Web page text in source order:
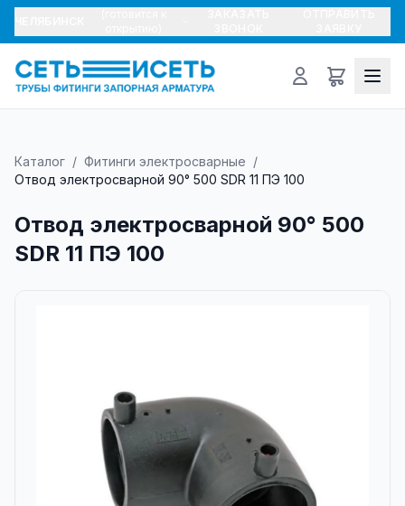
Каталог / Фитинги электросварные /
Отвод электросварной 90° 500 SDR 11 ПЭ 100
Отвод электросварной 90° 500
SDR 11 ПЭ 100